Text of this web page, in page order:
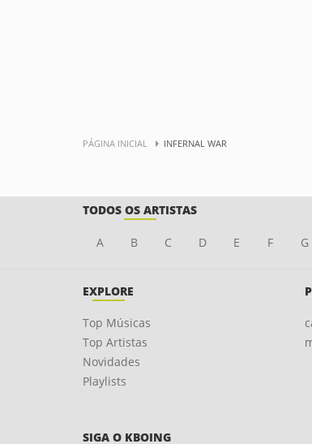
PÁGINA INICIAL INFERNAL WAR
TODOS OS ARTISTAS
A B C D E F G
EXPLORE
Top Músicas
Top Artistas
Novidades
Playlists
SIGA O KBOING